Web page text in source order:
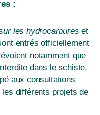
:
les hydrocarbures et
entrés officiellement
notamment que
dans le schiste.
aux consultations
différents projets de